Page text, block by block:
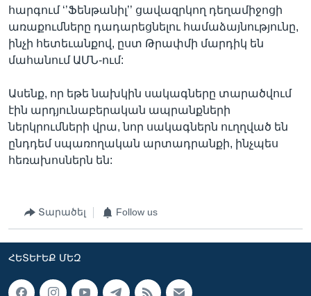
հարգում ‘’Ֆենթանիլ’’ ցավազրկող դեղամիջոցի
առաքումները դադարեցնելու համաձայնությունը,
ինչի հետեւանքով, ըստ Թրափմի մարդիկ են
մահանում ԱՄՆ-ում:
Ասենք, որ եթե նախկին սակագները տարածվում
էին արդյունաբերական ապրանքների
ներկրումների վրա, նոր սակագներն ուղղված են
ընդդեմ սպառողական արտադրանքի, ինչպես
հեռախոսներն են:
Տարածել Follow us
ՀԵՏԵՒԵՔ ՄԵԶ